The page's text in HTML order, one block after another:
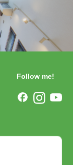
Follow me!